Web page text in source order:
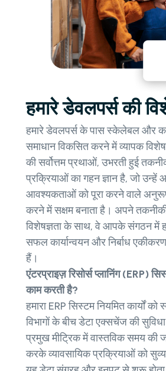
हमारे डेवलपर्स की
हमारे डेवलपर्स के पास स्केलेबल और
समाधान विकसित करने में व्यापक
की सर्वोत्तम प्रथाओं, उभरती हुई
प्रक्रियाओं का गहन ज्ञान है, जो उन्हें
आवश्यकताओं को पूरा करने वाले
करने में सक्षम बनाता है। अपने
विशेषज्ञता के साथ, वे आपके संगठन में
सफल कार्यान्वयन और निर्बाध
हैं।
एंटरप्राइज़ रिसोर्स प्लानिंग (ERP)
काम करती है?
हमारा ERP सिस्टम नियमित कार्यों
विभागों के बीच डेटा एक्सचेंज की
प्रमुख मीट्रिक में वास्तविक समय की
करके व्यावसायिक प्रक्रियाओं को